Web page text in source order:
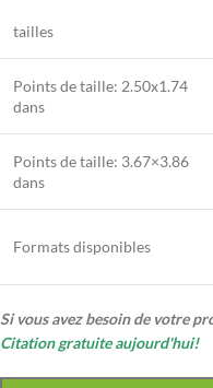
tailles
Points de taille: 2.50x1.74
dans
Points de taille: 3.67×3.86
dans
Formats disponibles
Si vous avez besoin de votre
Citation gratuite aujourd'hui!